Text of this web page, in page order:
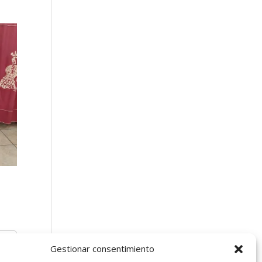
Gestionar consentimiento